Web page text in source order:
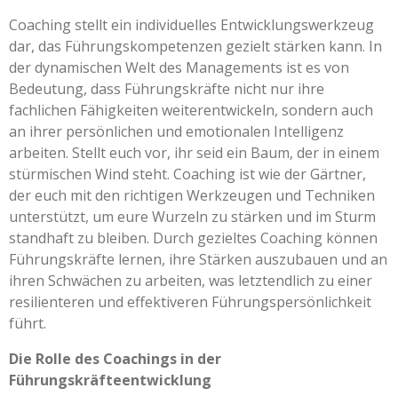
Coaching stellt ein individuelles Entwicklungswerkzeug
dar, das Führungskompetenzen gezielt stärken kann. In
der dynamischen Welt des Managements ist es von
Bedeutung, dass Führungskräfte nicht nur ihre
fachlichen Fähigkeiten weiterentwickeln, sondern auch
an ihrer persönlichen und emotionalen Intelligenz
arbeiten. Stellt euch vor, ihr seid ein Baum, der in einem
stürmischen Wind steht. Coaching ist wie der Gärtner,
der euch mit den richtigen Werkzeugen und Techniken
unterstützt, um eure Wurzeln zu stärken und im Sturm
standhaft zu bleiben. Durch gezieltes Coaching können
Führungskräfte lernen, ihre Stärken auszubauen und an
ihren Schwächen zu arbeiten, was letztendlich zu einer
resilienteren und effektiveren Führungspersönlichkeit
führt.
Die Rolle des Coachings in der
Führungskräfteentwicklung